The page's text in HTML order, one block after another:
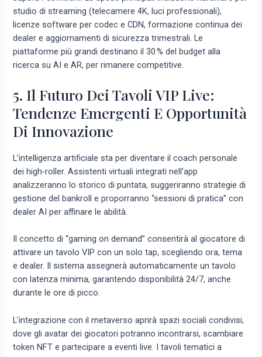
studio di streaming (telecamere 4K, luci professionali),
licenze software per codec e CDN, formazione continua dei
dealer e aggiornamenti di sicurezza trimestrali. Le
piattaforme più grandi destinano il 30 % del budget alla
ricerca su AI e AR, per rimanere competitive.
5. Il Futuro Dei Tavoli VIP Live:
Tendenze Emergenti E Opportunità
Di Innovazione
L’intelligenza artificiale sta per diventare il coach personale
dei high‑roller. Assistenti virtuali integrati nell’app
analizzeranno lo storico di puntata, suggeriranno strategie di
gestione del bankroll e proporranno “sessioni di pratica” con
dealer AI per affinare le abilità.
Il concetto di “gaming on demand” consentirà al giocatore di
attivare un tavolo VIP con un solo tap, scegliendo ora, tema
e dealer. Il sistema assegnerà automaticamente un tavolo
con latenza minima, garantendo disponibilità 24/7, anche
durante le ore di picco.
L’integrazione con il metaverso aprirà spazi sociali condivisi,
dove gli avatar dei giocatori potranno incontrarsi, scambiare
token NFT e partecipare a eventi live. I tavoli tematici a